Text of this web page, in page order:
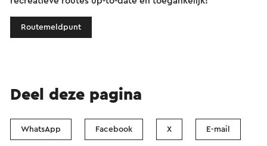
Routemeldpunt
Deel deze pagina
WhatsApp Facebook X E-mail